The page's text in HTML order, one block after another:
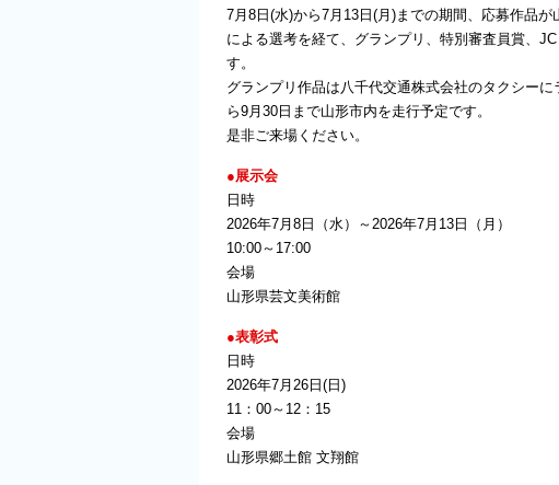
7月8日(水)から7月13日(月)までの期間、応募作品
による選考を経て、グランプリ、特別審査員賞、
す。
グランプリ作品は八千代交通株式会社のタクシー
ら9月30日まで山形市内を走行予定です。
是非ご来場ください。
●展示会
日時
2026年7月8日（水）～2026年7月13日（月）
10:00～17:00
会場
山形県芸文美術館
●表彰式
日時
2026年7月26日(日)
11：00～12：15
会場
山形県郷土館 文翔館